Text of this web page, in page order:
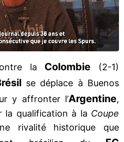
la Colombie (2-1)
se déplace à Buenos
y affronter l’Argentine,
la qualification à la Coupe
rivalité historique que